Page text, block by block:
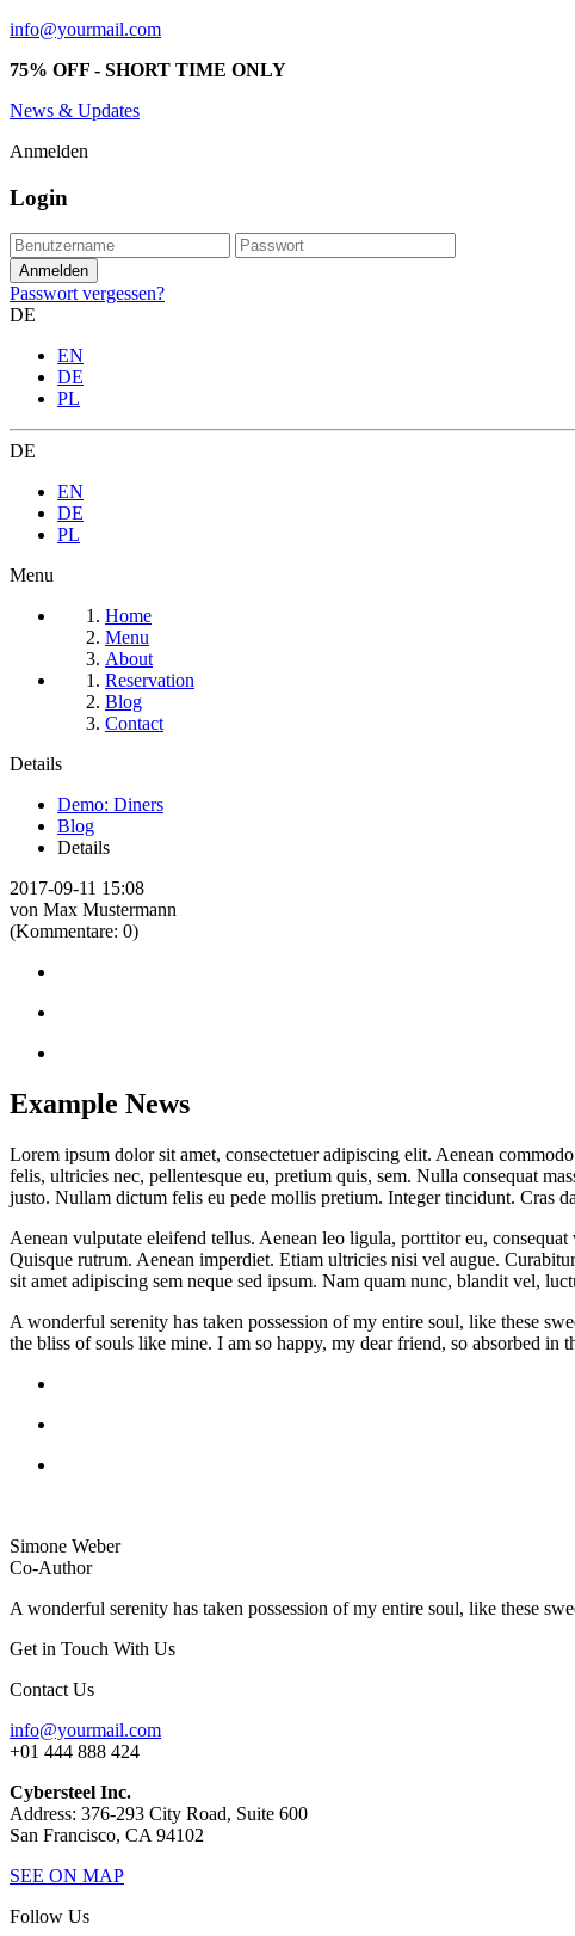
info@yourmail.com
75% OFF - SHORT TIME ONLY
News & Updates
Anmelden
Login
Passwort vergessen?
DE
EN
DE
PL
DE
EN
DE
PL
Menu
Home
Menu
About
Reservation
Blog
Contact
Details
Demo: Diners
Blog
Details
2017-09-11 15:08
von Max Mustermann
(Kommentare: 0)
Example News
Lorem ipsum dolor sit amet, consectetuer adipiscing elit. Aenean
felis, ultricies nec, pellentesque eu, pretium quis, sem. Nulla consequat
justo. Nullam dictum felis eu pede mollis pretium. Integer tincidunt. Cras
Aenean vulputate eleifend tellus. Aenean leo ligula, porttitor eu,
Quisque rutrum. Aenean imperdiet. Etiam ultricies nisi vel augue.
sit amet adipiscing sem neque sed ipsum. Nam quam nunc, blandit vel,
A wonderful serenity has taken possession of my entire soul, like these
the bliss of souls like mine. I am so happy, my dear friend, so absorbed in
Simone Weber
Co-Author
A wonderful serenity has taken possession of my entire soul, like these
Get in Touch With Us
Contact Us
info@yourmail.com
+01 444 888 424
Cybersteel Inc.
Address: 376-293 City Road, Suite 600
San Francisco, CA 94102
SEE ON MAP
Follow Us